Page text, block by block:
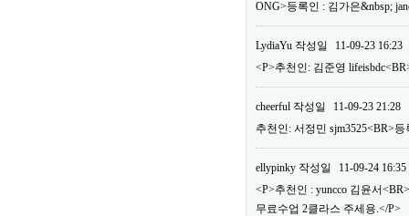
ONG>등록인 : 김가은&nbsp;
LydiaYu 작성일
11-09-23 16:23
<P>추천인: 김준영
cheerful 작성일
11-09-23 21:28
추천인: 서정민 sjm3525<BR>등
ellypinky 작성일
11-09-24 16:35
<P>추천인 : yuncco 김윤서
무료수업 2클라스 주세용.</P>